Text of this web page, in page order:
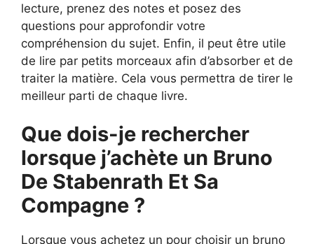
lecture, prenez des notes et posez des
questions pour approfondir votre
compréhension du sujet. Enfin, il peut être utile
de lire par petits morceaux afin d’absorber et de
traiter la matière. Cela vous permettra de tirer le
meilleur parti de chaque livre.
Que dois-je rechercher
lorsque j’achète un Bruno
De Stabenrath Et Sa
Compagne ?
Lorsque vous achetez un pour choisir un bruno